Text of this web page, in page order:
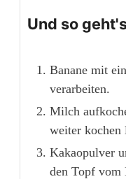
Und so
Banane mit
verarbeiten.
Milch
weiter kochen
Kakaopulver
den Topf vom